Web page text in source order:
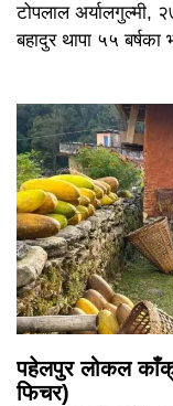
टोपलाल अर्यालगुल्मी,
बहादुर थापा ५५ बर्षका
पहेलपुर लोकल
फिचर)